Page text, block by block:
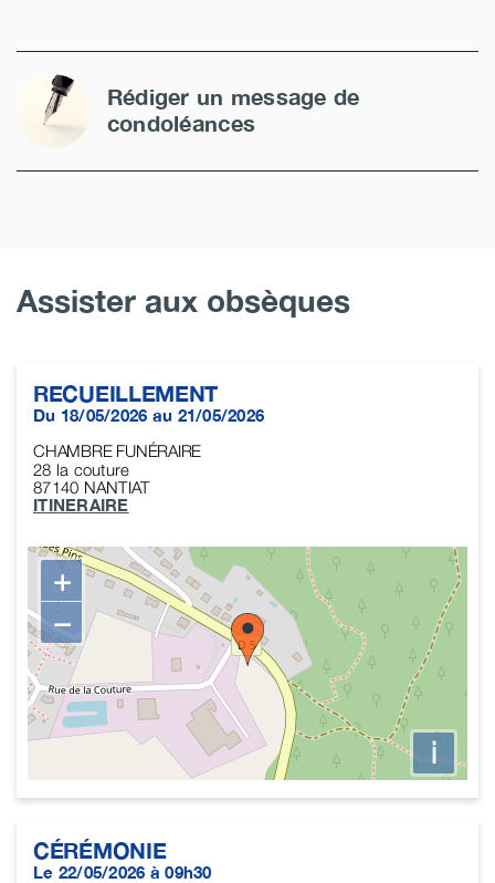
Rédiger un message de
condoléances
Assister aux obsèques
RECUEILLEMENT
Du 18/05/2026 au 21/05/2026
CHAMBRE FUNÉRAIRE
28 la couture
87140 NANTIAT
ITINERAIRE
+
−
i
CÉRÉMONIE
Le 22/05/2026 à 09h30